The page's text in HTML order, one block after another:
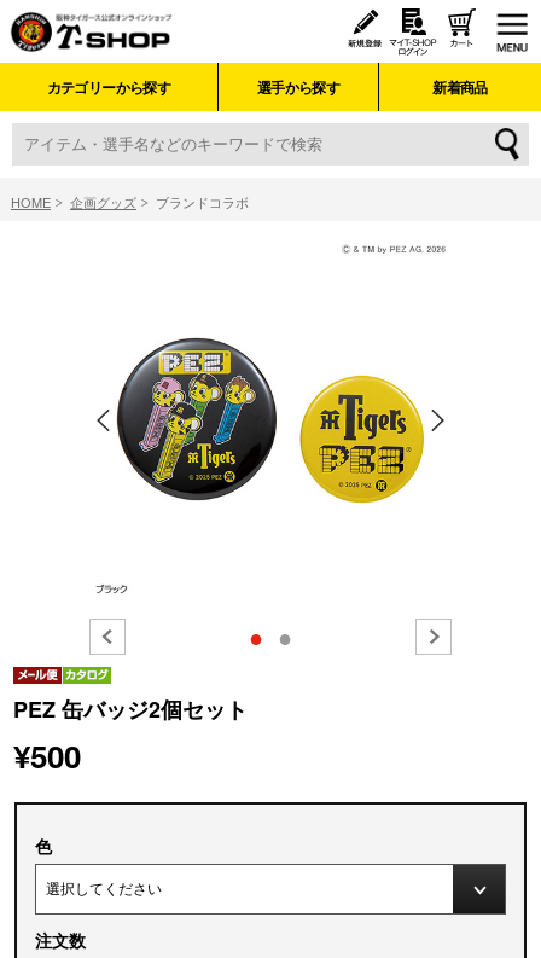
カテゴリーから探す 選手から探す 新着商品
HOME 企画グッズ ブランドコラボ
● ●
PEZ 缶バッジ2個セット
¥500
色
注文数